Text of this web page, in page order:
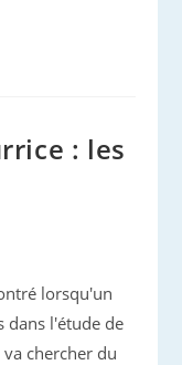
: les
lorsqu'un
dans l'étude de
chercher du